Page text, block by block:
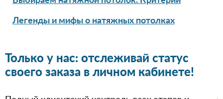
Легенды и мифы о натяжных потолках
Только у нас: отслеживай статус
своего заказа в личном кабинете!